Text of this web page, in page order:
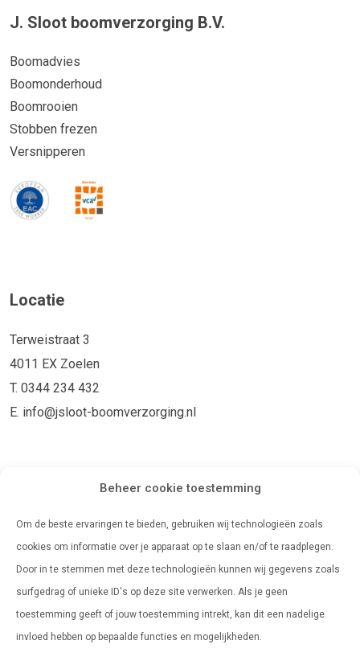
Beheer cookie toestemming
Om de beste ervaringen te bieden, gebruiken wij technologieën zoals
cookies om informatie over je apparaat op te slaan en/of te raadplegen.
Door in te stemmen met deze technologieën kunnen wij gegevens zoals
surfgedrag of unieke ID's op deze site verwerken. Als je geen
toestemming geeft of jouw toestemming intrekt, kan dit een nadelige
invloed hebben op bepaalde functies en mogelijkheden.
J. Sloot boomverzorging B.V.
Boomadvies
Boomonderhoud
Boomrooien
Stobben frezen
Versnipperen
Locatie
Terweistraat 3
4011 EX Zoelen
T. 0344 234 432
E. info@jsloot-boomverzorging.nl
Dinsdag 08:00 - 17:00
08:00 - 17:00
Donderdag 08:00 - 17:00
Vrijdag 08:00 - 17:00